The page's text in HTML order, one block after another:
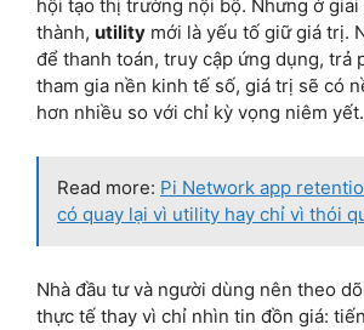
hội tạo thị trường nội bộ. Nhưng ở
thành, utility mới là yếu tố giữ giá trị.
để thanh toán, truy cập ứng dụng, trả
tham gia nền kinh tế số, giá trị sẽ có
hơn nhiều so với chỉ kỳ vọng niêm yết.
Read more: Pi Network app
có quay lại vì utility hay chỉ vì thói
Nhà đầu tư và người dùng nên theo
thực tế thay vì chỉ nhìn tin đồn giá: